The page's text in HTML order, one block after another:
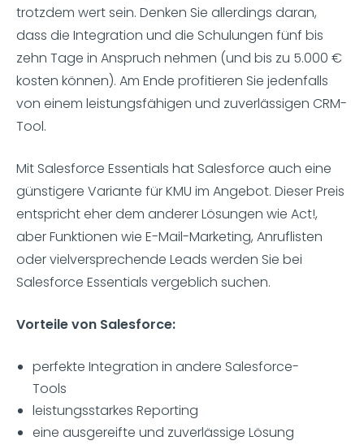
trotzdem wert sein. Denken Sie allerdings daran,
dass die Integration und die Schulungen fünf bis
zehn Tage in Anspruch nehmen (und bis zu 5.000 €
kosten können). Am Ende profitieren Sie jedenfalls
von einem leistungsfähigen und zuverlässigen CRM-
Tool.
Mit Salesforce Essentials hat Salesforce auch eine
günstigere Variante für KMU im Angebot. Dieser Preis
entspricht eher dem anderer Lösungen wie Act!,
aber Funktionen wie E-Mail-Marketing, Anruflisten
oder vielversprechende Leads werden Sie bei
Salesforce Essentials vergeblich suchen.
Vorteile von Salesforce:
perfekte Integration in andere Salesforce-
Tools
leistungsstarkes Reporting
eine ausgereifte und zuverlässige Lösung